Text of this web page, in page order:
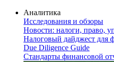
Аналитика
Исследования и обзоры
Новости: налоги, право,
Налоговый дайджест для
Due Diligence Guide
Стандарты финансовой